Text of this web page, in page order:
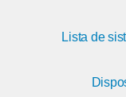
Lista de